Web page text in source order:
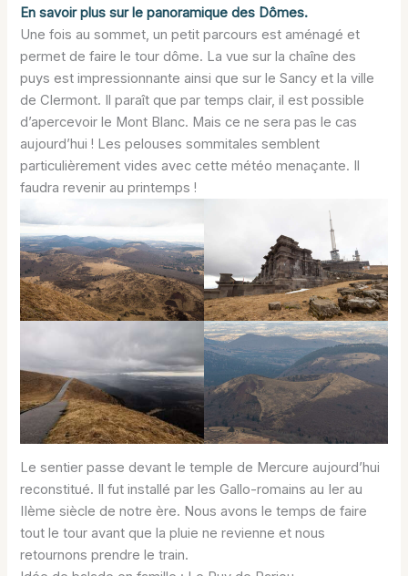
En savoir plus sur le panoramique des Dômes.
Une fois au sommet, un petit parcours est aménagé et
permet de faire le tour dôme. La vue sur la chaîne des
puys est impressionnante ainsi que sur le Sancy et la ville
de Clermont. Il paraît que par temps clair, il est possible
d’apercevoir le Mont Blanc. Mais ce ne sera pas le cas
aujourd’hui ! Les pelouses sommitales semblent
particulièrement vides avec cette météo menaçante. Il
faudra revenir au printemps !
Le sentier passe devant le temple de Mercure aujourd’hui
reconstitué. Il fut installé par les Gallo-romains au Ier au
IIème siècle de notre ère. Nous avons le temps de faire
tout le tour avant que la pluie ne revienne et nous
retournons prendre le train.